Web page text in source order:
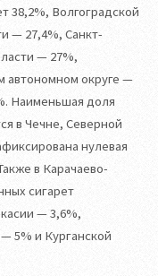
38,2%, Волгоградской
— 27,4%, Санкт-
— 27%,
автономном округе —
Наименьшая доля
в Чечне, Северной
нулевая
в Карачаево-
сигарет
— 3,6%,
5% и Курганской